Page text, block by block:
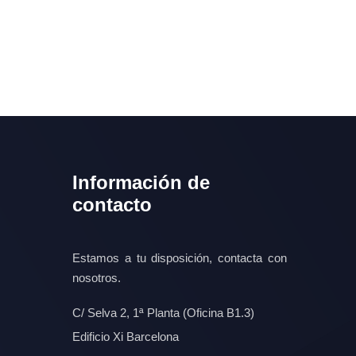
Información de
contacto
Estamos a tu disposición, contacta con
nosotros.
C/ Selva 2, 1ª Planta (Oficina B1.3)
Edificio Xi Barcelona